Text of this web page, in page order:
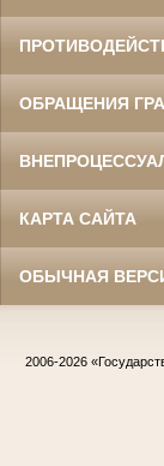
ОБРАЩЕНИЯ
КАРТА САЙТА
ОБЫЧНАЯ
2006-2026